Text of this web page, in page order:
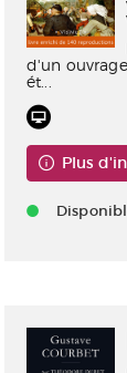
d'un
ét...
Plus